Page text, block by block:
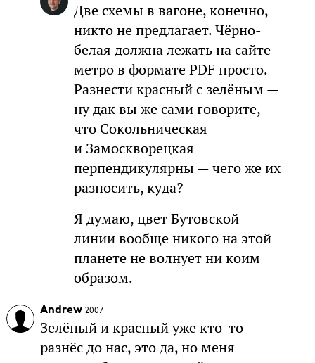
Две схемы в вагоне, конечно,
никто не предлагает. Чёрно-
белая должна лежать на сайте
метро в формате PDF просто.
Разнести красный с зелёным —
ну дак вы же сами говорите,
что Сокольническая
и Замоскворецкая
перпендикулярны — чего же их
разносить, куда?
Я думаю, цвет Бутовской
линии вообще никого на этой
планете не волнует ни коим
образом.
Andrew 2007
Зелёный и красный уже кто-то
разнёс до нас, это да, но меня